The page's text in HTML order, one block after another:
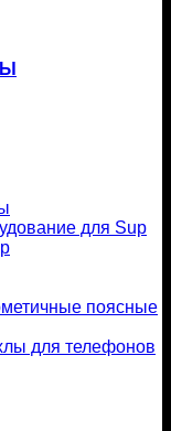
для Sup
поясные
для телефонов